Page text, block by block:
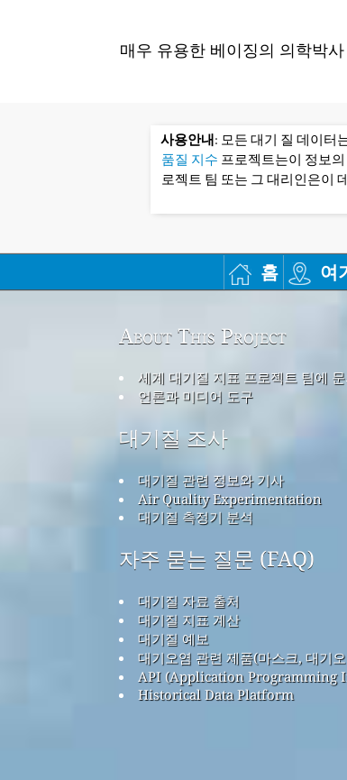
매우 유용한 베이징의 의학박
사용안내: 모든 대기 질 데이터
품질 지수 프로젝트는이 정보
로젝트 팀 또는 그 대리인은이
홈 여
About This Project
세계 대기질 지표 프로젝트 팀에
언론과 미디어 도구
대기질 조사
대기질 관련 정보와 기사
Air Quality Experimentation
대기질 측정기 분석
자주 묻는 질문 (FAQ)
대기질 자료 출처
대기질 지표 계산
대기질 예보
대기오염 관련 제품(마스크, 대기
API (Application Programming
Historical Data Platform